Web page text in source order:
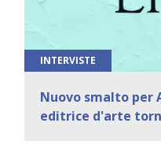
INTERVISTE
Nuovo smalto per
editrice d'arte